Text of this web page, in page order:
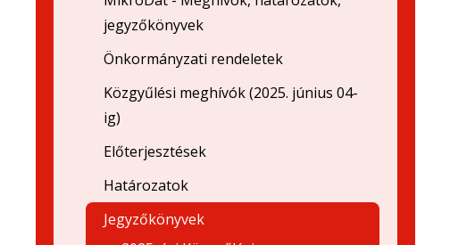
jegyzőkönyvek
Önkormányzati rendeletek
Közgyűlési meghívók (2025. június 04-
ig)
Előterjesztések
Határozatok
Jegyzőkönyvek